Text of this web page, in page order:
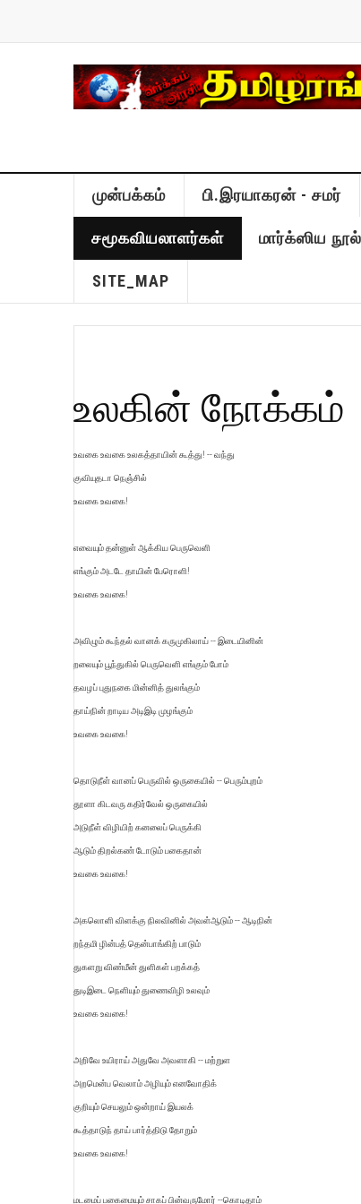
முன்பக்கம் பி.இரயாகரன் - சமர்
சமூகவியலாளர்கள் மார்க்ஸிய
SITE_MAP
உலகின் நோக்கம்
உவகை உவகை உலகத்தாயின் கூத்து! -- வந்து
குவியுதடா நெஞ்சில்
உவகை உவகை!
எவையும் தன்னுள் ஆக்கிய பெருவெளி
எங்கும் அடடே தாயின் பேரொளி!
உவகை உவகை!
அவிழும் கூந்தல் வானக் கருமுகிலாய் -- இடையினின்
றலையும் பூந்துகில் பெருவெளி எங்கும் போம்
தவழப் புதுநகை மின்னித் துலங்கும்
தாய்நின் றாடிய அடிஇடி முழங்கும்
உவகை உவகை!
தொடுநீள் வானப் பெருவில் ஒருகையில் -- பெரும்புறம்
தூளா கிடவரு கதிர்வேல் ஒருகையில்
அடுநீள் விழியிற் கனலைப் பெருக்கி
ஆடும் திறல்கண் டோடும் பகைதான்
உவகை உவகை!
அகலொளி விளக்கு நிலவினில் அவள்ஆடும் -- ஆடிநின்
றந்தமி ழின்பத் தென்பாங்கிற் பாடும்
துகளறு விண்மீன் துளிகள் பறக்கத்
துடிஇடை நெளியும் துணைவிழி உலவும்
உவகை உவகை!
அறிவே உயிராய் அதுவே அவளாகி -- மற்றுள
அறமென்ப வெலாம் அழியும் எனவோதிக்
குறியும் செயலும் ஒன்றாய் இயலக்
கூத்தாடுந் தாய் பார்த்திடு தோறும்
உவகை உவகை!
மடமைப் பகைமையும் சாகப் பின்வருமோர் --கொடிதாம்